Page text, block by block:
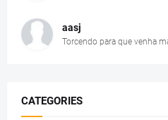
aasj
Torcendo para que venha
CATEGORIES